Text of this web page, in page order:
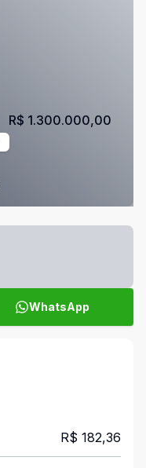
R$ 1.300.000,00
WhatsApp
R$ 182,36